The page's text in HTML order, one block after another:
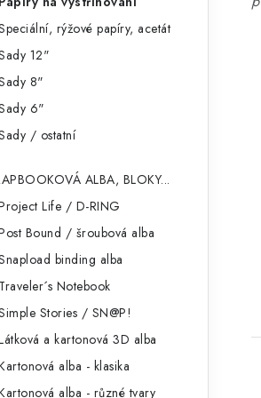
rýžové papíry, acetát
12"
8"
6"
/ ostatní
ALBA, BLOKY...
Life / D-RING
Bound / šroubová alba
binding alba
Traveler´s Notebook
Stories / SN@P!
a kartonová 3D alba
alba - klasika
alba - různé tvary